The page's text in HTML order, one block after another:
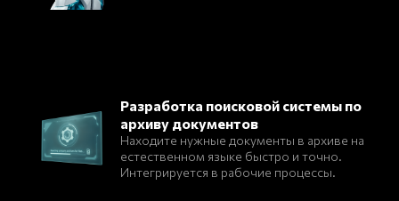
Разработка поисковой системы по
архиву документов
Находите нужные документы в архиве на
естественном языке быстро и точно.
Интегрируется в рабочие процессы.